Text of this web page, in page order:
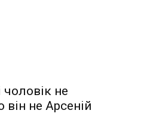
не
він не Арсеній